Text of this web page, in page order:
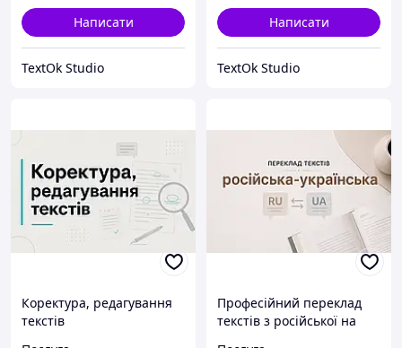
Написати
TextOk Studio
Написати
TextOk Studio
Коректура, редагування
текстів
Професійний переклад
текстів з російської на